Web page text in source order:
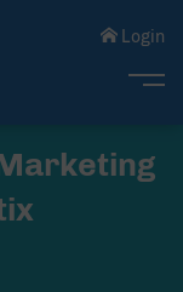
Login